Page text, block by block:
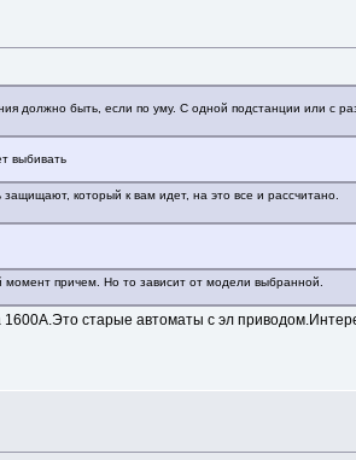
должно быть, если по уму. С одной подстанции или с
выбивать
который к вам идет, на это все и рассчитано.
причем. Но то зависит от модели выбранной.
1600А.Это старые автоматы с эл